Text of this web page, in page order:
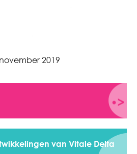
2019
van Vitale Delta